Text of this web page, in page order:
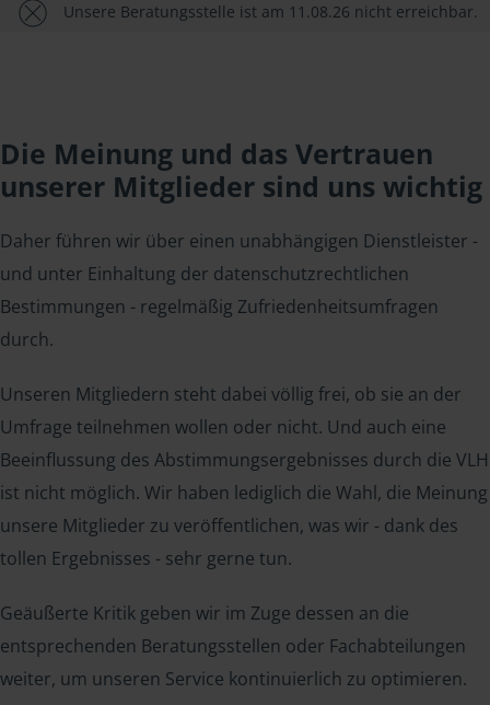
Unsere Beratungsstelle ist am 11.08.26 nicht erreichbar.
Die Meinung und das Vertrauen
unserer Mitglieder sind uns wichtig
Daher führen wir über einen unabhängigen Dienstleister -
und unter Einhaltung der datenschutzrechtlichen
Bestimmungen - regelmäßig Zufriedenheitsumfragen
durch.
Unseren Mitgliedern steht dabei völlig frei, ob sie an der
Umfrage teilnehmen wollen oder nicht. Und auch eine
Beeinflussung des Abstimmungsergebnisses durch die VLH
ist nicht möglich. Wir haben lediglich die Wahl, die Meinung
unsere Mitglieder zu veröffentlichen, was wir - dank des
tollen Ergebnisses - sehr gerne tun.
Geäußerte Kritik geben wir im Zuge dessen an die
entsprechenden Beratungsstellen oder Fachabteilungen
weiter, um unseren Service kontinuierlich zu optimieren.